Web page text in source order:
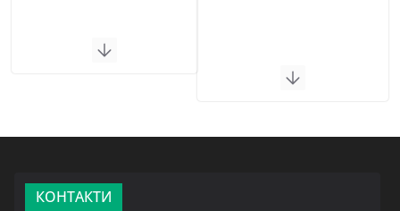
КОНТАКТИ